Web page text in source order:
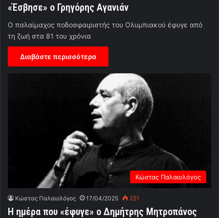
«Έσβησε» ο Γρηγόρης Αγανιάν
Ο παλαίμαχος ποδοσφαιριστής του Ολυμπιακού έφυγε από
τη ζωή στα 81 του χρόνια
Διαβάστε περισσότερα
Κώστας Παλαιολόγος
Κώστας Παλαιολόγος 17/04/2025 221
Η ημέρα που «έφυγε» ο Δημήτρης Μητροπάνος